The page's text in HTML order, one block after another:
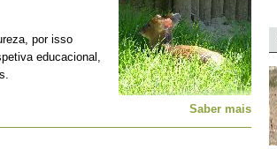
por isso
educacional,
Saber mais